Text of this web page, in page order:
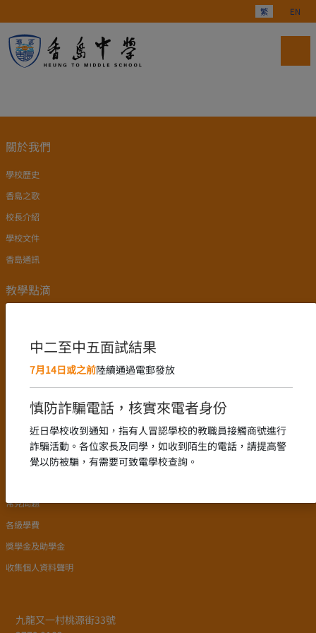
選擇你的語言
繁 EN
中二至中五面試結果
7月14日或之前陸續通過電郵發放
慎防詐騙電話，核實來電者身份
近日學校收到通知，指有人冒認學校的教職員接觸商號進行
詐騙活動。各位家長及同學，如收到陌生的電話，請提高警
覺以防被騙，有需要可致電學校查詢。
九龍又一村桃源街33號
關於我們
學校歷史
香島之歌
校長介紹
學校文件
香島通訊
教學點滴
課程設置
English Language
數學科組
入學申請
常見問題
各級學費
獎學金及助學金
收集個人資料聲明